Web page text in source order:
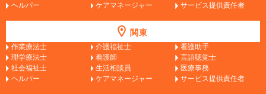
ヘルパー
ケアマネージャー サービス提供責任者
関東
作業療法士 介護福祉士
看護助手
理学療法士
看護師
言語聴覚士
社会福祉士
生活相談員
医療事務
ヘルパー
ケアマネージャー サービス提供責任者